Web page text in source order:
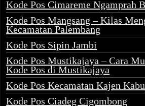
Kode Pos Cimareme Ngamprah
Kode Pos Mangsang – Kilas
Kecamatan Palembang
Kode Pos Sipin Jambi
Kode Pos Mustikajaya – Cara
Kode Pos di Mustikajaya
Kode Pos Kecamatan Kajen
Kode Pos Ciadeg Cigombong